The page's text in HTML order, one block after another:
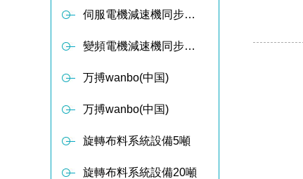
伺服電機減速機同步軸傳動布料器
變頻電機減速機同步軸傳動布料器
万搏wanbo(中国)
万搏wanbo(中国)
旋轉布料系統設備5噸
旋轉布料系統設備20噸